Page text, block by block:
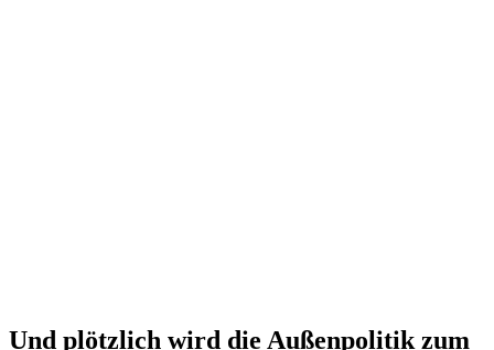
Und plötzlich wird die Außen­po­litik zum